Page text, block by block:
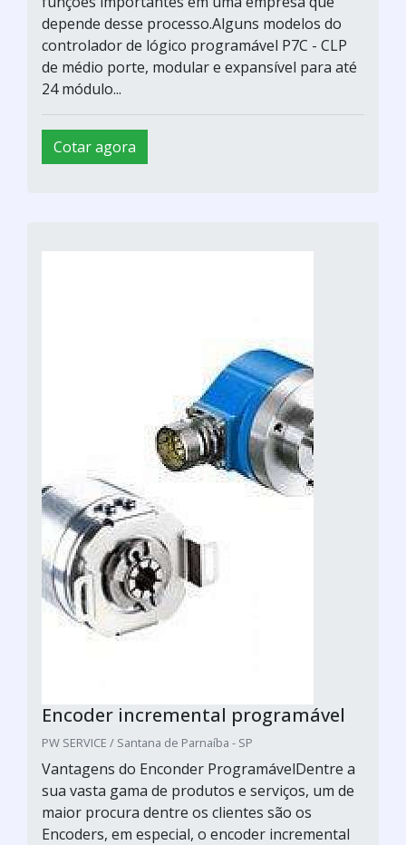
depende desse processo.Alguns modelos do
controlador de lógico programável P7C - CLP
de médio porte, modular e expansível para até
24 módulo...
Cotar agora
Encoder incremental programável
PW SERVICE / Santana de Parnaíba - SP
Vantagens do Enconder ProgramávelDentre a
sua vasta gama de produtos e serviços, um de
maior procura dentre os clientes são os
Encoders, em especial, o encoder incremental